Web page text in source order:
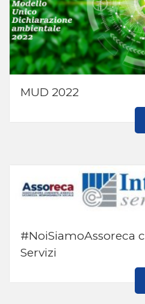
MUD 2022
#NoiSiamoAssoreca
Servizi